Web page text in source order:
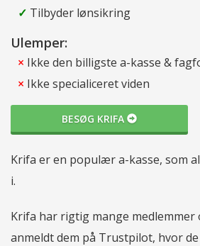
✓ Tilbyder lønsikring
Ulemper:
× Ikke den billigste a-kasse &
× Ikke specialiceret viden
BESØG KRIFA
Krifa er en populær a-kasse, som
i.
Krifa har rigtig mange medlemmer
anmeldt dem på Trustpilot, hvor